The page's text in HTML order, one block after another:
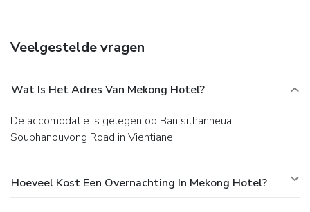
Other Amenities
cleaning/laundry services, and a 24-hour front desk. A
shuttle from the airport to the hotel is complimentary
(available on request).
Veelgestelde vragen
Wat Is Het Adres Van Mekong Hotel?
De accomodatie is gelegen op Ban sithanneua
Souphanouvong Road in Vientiane.
Hoeveel Kost Een Overnachting In Mekong Hotel?